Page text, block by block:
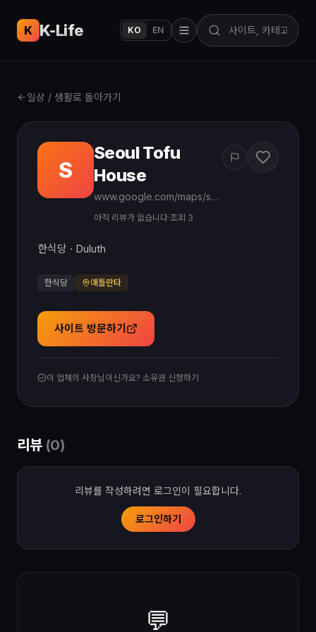
K K-Life KO EN
일상 / 생활로 돌아가기
S
Seoul Tofu
House
www.google.com/maps/search/?api=1&query=Seoul%20Tofu%20House%20Duluth%20GA
아직 리뷰가 없습니다·조회 3
한식당 · Duluth
한식당 애틀란타
사이트 방문하기
이 업체의 사장님이신가요? 소유권 신청하기
리뷰 (0)
리뷰를 작성하려면 로그인이 필요합니다.
로그인하기
💬